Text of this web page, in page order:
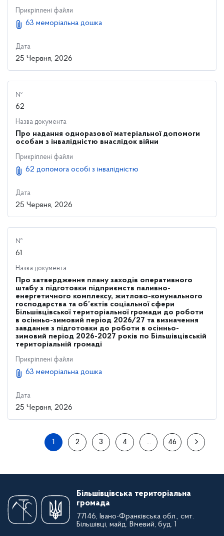
Прикріплені файли
63 меморіальна дошка
Дата
25 Червня, 2026
№
62
Назва документа
Про надання одноразової матеріальної допомоги
особам з інвалідністю внаслідок війни
Прикріплені файли
62 допомога особі з інвалідністю
Дата
25 Червня, 2026
№
61
Назва документа
Про затвердження плану заходів оперативного
штабу з підготовки підприємств паливно-
енергетичного комплексу, житлово-комунального
господарства та об’єктів соціальної сфери
Більшівцівської територіальної громади до роботи
в осінньо-зимовий період 2026/27 та визначення
завдання з підготовки до роботи в осінньо-
зимовий період 2026-2027 років по Більшівцівській
територіальній громаді
Прикріплені файли
63 меморіальна дошка
Дата
25 Червня, 2026
1 2 3 4 … 46
Більшівцівська територіальна
громада
77146, Івано-Франківська обл., смт.
Більшівці, майд. Вічевий, буд. 1